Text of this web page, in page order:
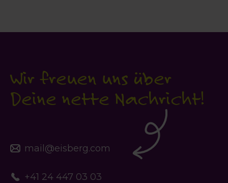
Wir freuen uns über
Deine nette Nachricht!
mail@eisberg.com
+41 24 447 03 03